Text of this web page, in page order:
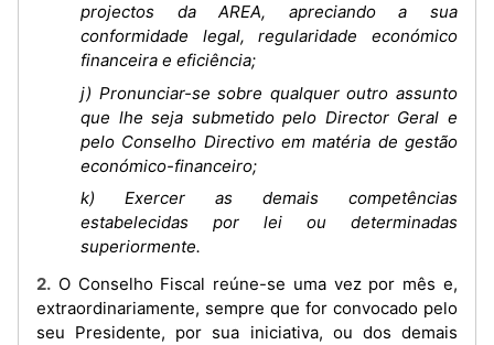
projectos da AREA, apreciando a sua
conformidade legal, regularidade económico
financeira e eficiência;
j) Pronunciar-se sobre qualquer outro assunto
que lhe seja submetido pelo Director Geral e
pelo Conselho Directivo em matéria de gestão
económico-financeiro;
k) Exercer as demais competências
estabelecidas por lei ou determinadas
superiormente.
2. O Conselho Fiscal reúne-se uma vez por mês e,
extraordinariamente, sempre que for convocado pelo
seu Presidente, por sua iniciativa, ou dos demais